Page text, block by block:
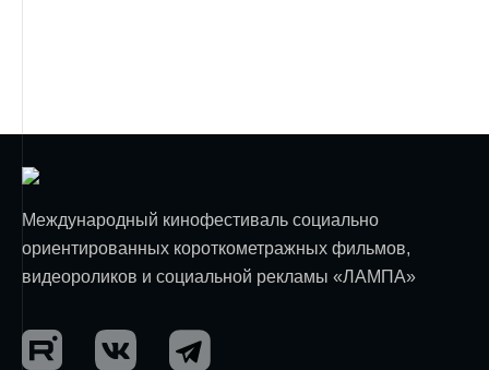
Международный кинофестиваль социально
ориентированных короткометражных фильмов,
видеороликов и социальной рекламы «ЛАМПА»